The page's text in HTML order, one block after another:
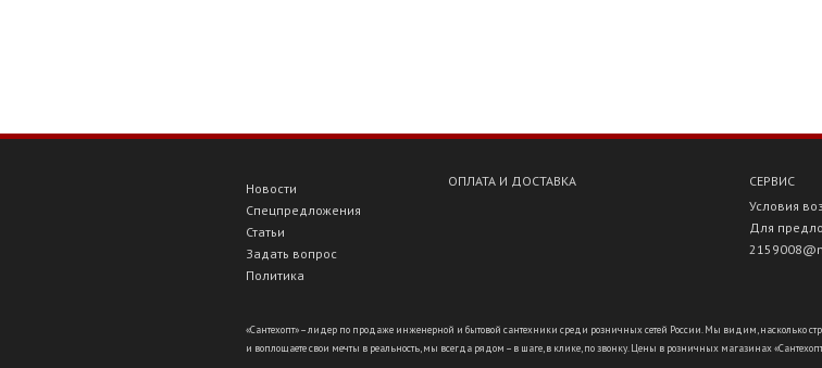
Новости
Спецпредложения
Статьи
Задать вопрос
Политика
ОПЛАТА И ДОСТАВКА
СЕРВИС
Условия
Для
«Сантехопт» – лидер по продаже инженерной и бытовой сантехники среди розничных сетей России. Мы видим, насколько
и воплощаете свои мечты в реальность, мы всегда рядом – в шаге, в клике, по звонку. Цены в розничных магазинах